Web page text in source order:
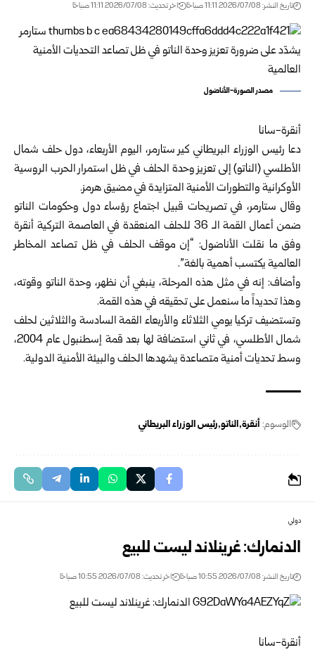
تاريخ النشر: 2026/07/08 11:11 صباحًا اخر تحديث: 2026/07/08 11:11 صباحًا
مصدر الصورة-الأناضول
أنقرة-سانا
دعا رئيس الوزراء البريطاني كير ستارمر، اليوم الأربعاء، دول حلف شمال
الأطلسي (الناتو) إلى تعزيز وحدة الحلف في ظل استمرار الحرب الروسية
الأوكرانية والتطورات الأمنية المتزايدة في مضيق هرمز.
وقال ستارمر، في تصريحات قبيل اجتماع رؤساء دول وحكومات الناتو
ضمن أعمال القمة الـ 36 للحلف المنعقدة في العاصمة التركية أنقرة
وفق ما نقلت الأناضول: “إن موقف الحلف في ظل تصاعد المخاطر
العالمية يكتسب أهمية بالغة”.
وأضاف: إنه في مثل هذه المرحلة، ينبغي أن نظهر، وحدة الناتو وقوته،
وهذا تحديداً ما سنعمل على تحقيقه في هذه القمة.
وتستضيف تركيا يومي الثلاثاء والأربعاء القمة السادسة والثلاثين لحلف
شمال الأطلسي، في ثاني استضافة لها بعد قمة إسطنبول عام 2004،
وسط تحديات أمنية متصاعدة يشهدها الحلف والبيئة الأمنية الدولية.
الوسوم: أنقرة الناتو رئيس الوزراء البريطاني
دولي
الدنمارك: غرينلاند ليست للبيع
تاريخ النشر: 2026/07/08 10:55 صباحًا اخر تحديث: 2026/07/08 10:55 صباحًا
أنقرة-سانا